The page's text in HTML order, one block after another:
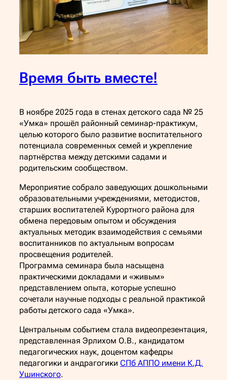
Время быть вместе!
В ноябре 2025 года в стенах детского сада № 25
«Умка» прошёл районный семинар-практикум,
целью которого было развитие воспитательного
потенциала современных семей и укрепление
партнёрства между детскими садами и
родительским сообществом.
Мероприятие собрало заведующих дошкольными
образовательными учреждениями, методистов,
старших воспитателей Курортного района для
обмена передовым опытом и обсуждения
актуальных методик взаимодействия с семьями
воспитанников по актуальным вопросам
просвещения родителей.
Программа семинара была насыщена
практическими докладами и «живым»
представлением опыта, которые успешно
сочетали научные подходы с реальной практикой
работы детского сада «Умка».
Центральным событием стала видеопрезентация,
представленная Эрлихом О.В., кандидатом
педагогических наук, доцентом кафедры
педагогики и андрагогики СПб АППО имени К.Д.
Ушинского.